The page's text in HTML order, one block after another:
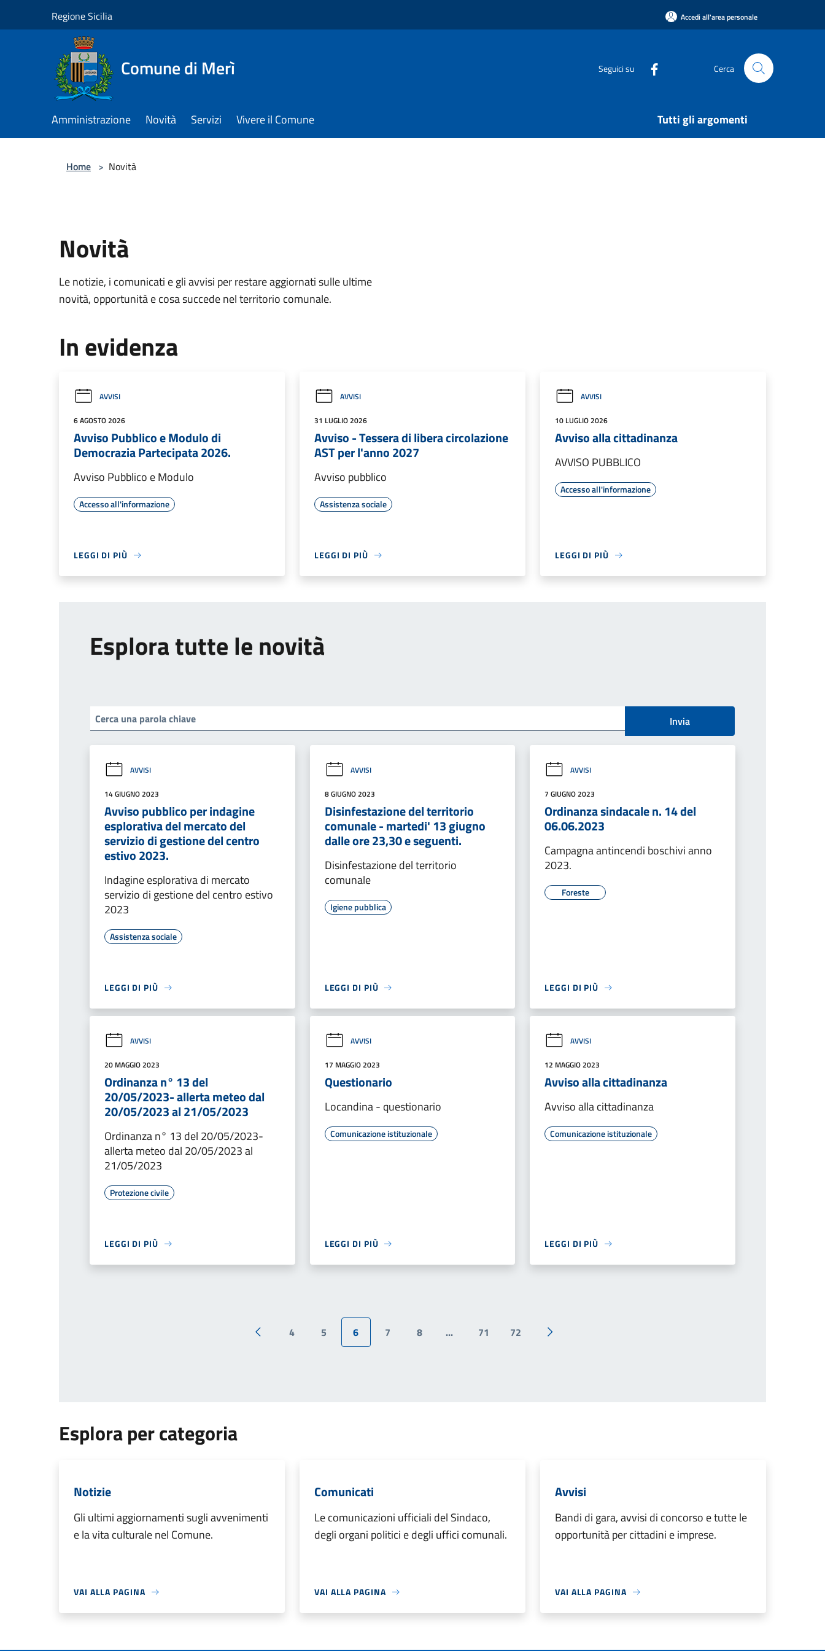
Regione Sicilia Accedi all'area personale
Comune di Merì Seguici su Cerca
Amministrazione Novità Servizi Vivere il Comune Tutti gli argomenti
Home > Novità
Novità
Le notizie, i comunicati e gli avvisi per restare aggiornati sulle ultime
novità, opportunità e cosa succede nel territorio comunale.
In evidenza
AVVISI
6 AGOSTO 2026
Avviso Pubblico e Modulo di
Democrazia Partecipata 2026.
Avviso Pubblico e Modulo
Accesso all'informazione
LEGGI DI PIÙ
AVVISI
31 LUGLIO 2026
Avviso - Tessera di libera circolazione
AST per l'anno 2027
Avviso pubblico
Assistenza sociale
LEGGI DI PIÙ
AVVISI
10 LUGLIO 2026
Avviso alla cittadinanza
AVVISO PUBBLICO
Accesso all'informazione
LEGGI DI PIÙ
Esplora tutte le novità
Invia
AVVISI
14 GIUGNO 2023
Avviso pubblico per indagine
esplorativa del mercato del
servizio di gestione del centro
estivo 2023.
Indagine esplorativa di mercato
servizio di gestione del centro estivo
2023
Assistenza sociale
LEGGI DI PIÙ
AVVISI
8 GIUGNO 2023
Disinfestazione del territorio
comunale - martedi' 13 giugno
dalle ore 23,30 e seguenti.
Disinfestazione del territorio
comunale
Igiene pubblica
LEGGI DI PIÙ
AVVISI
7 GIUGNO 2023
Ordinanza sindacale n. 14 del
06.06.2023
Campagna antincendi boschivi anno
2023.
Foreste
LEGGI DI PIÙ
AVVISI
20 MAGGIO 2023
Ordinanza n° 13 del
20/05/2023- allerta meteo dal
20/05/2023 al 21/05/2023
Ordinanza n° 13 del 20/05/2023-
allerta meteo dal 20/05/2023 al
21/05/2023
Protezione civile
LEGGI DI PIÙ
AVVISI
17 MAGGIO 2023
Questionario
Locandina - questionario
Comunicazione istituzionale
LEGGI DI PIÙ
AVVISI
12 MAGGIO 2023
Avviso alla cittadinanza
Avviso alla cittadinanza
Comunicazione istituzionale
LEGGI DI PIÙ
Pagina precedente
4 5 6 7 8 ... 71 72
Pagina successiva
Esplora per categoria
Notizie
Gli ultimi aggiornamenti sugli avvenimenti
e la vita culturale nel Comune.
VAI ALLA PAGINA
Comunicati
Le comunicazioni ufficiali del Sindaco,
degli organi politici e degli uffici comunali.
VAI ALLA PAGINA
Avvisi
Bandi di gara, avvisi di concorso e tutte le
opportunità per cittadini e imprese.
VAI ALLA PAGINA